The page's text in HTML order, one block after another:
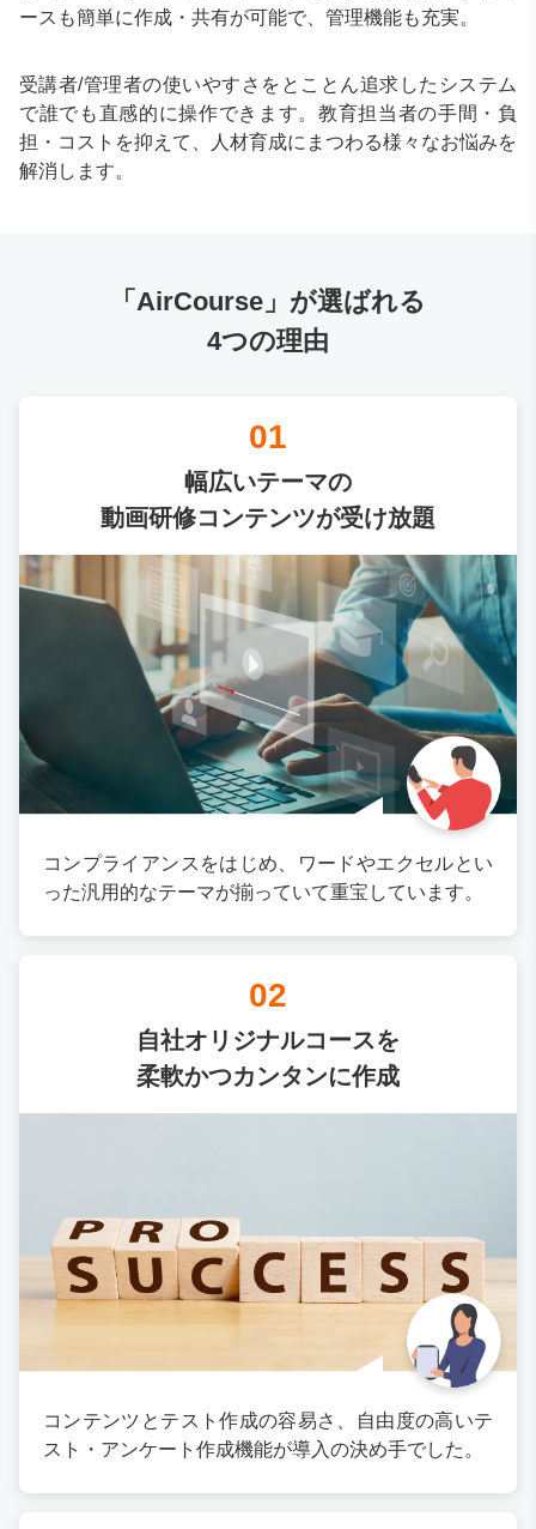
ースも簡単に作成・共有が可能で、管理機能も充実。
受講者/管理者の使いやすさをとことん追求したシステム
で誰でも直感的に操作できます。教育担当者の手間・負
担・コストを抑えて、人材育成にまつわる様々なお悩みを
解消します。
「AirCourse」が選ばれる
4つの理由
01
幅広いテーマの
動画研修コンテンツが受け放題
コンプライアンスをはじめ、ワードやエクセルとい
った汎用的なテーマが揃っていて重宝しています。
02
自社オリジナルコースを
柔軟かつカンタンに作成
コンテンツとテスト作成の容易さ、自由度の高いテ
スト・アンケート作成機能が導入の決め手でした。